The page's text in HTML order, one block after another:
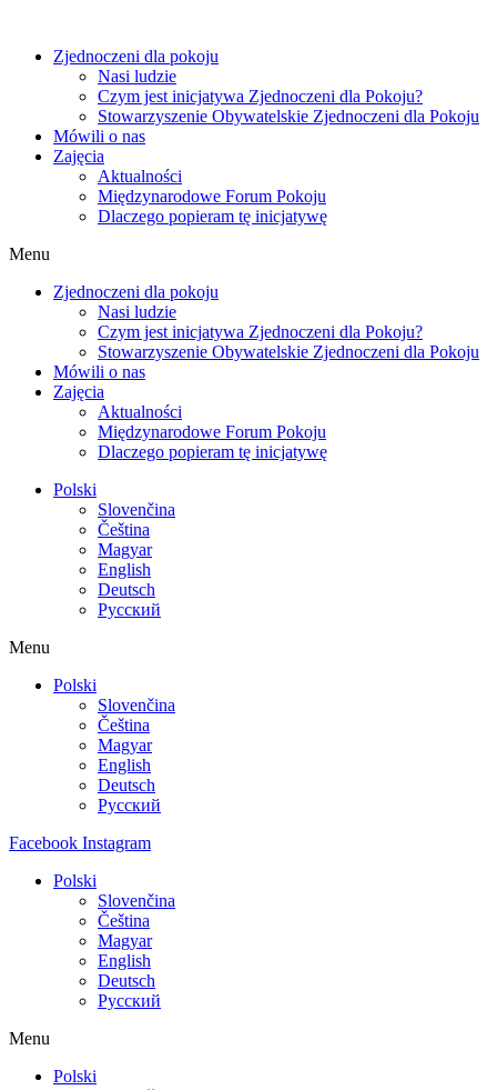
Zjednoczeni dla pokoju
Nasi ludzie
Czym jest inicjatywa Zjednoczeni dla Pokoju?
Stowarzyszenie Obywatelskie Zjednoczeni dla Pokoju
Mówili o nas
Zajęcia
Aktualności
Międzynarodowe Forum Pokoju
Dlaczego popieram tę inicjatywę
Menu
Zjednoczeni dla pokoju
Nasi ludzie
Czym jest inicjatywa Zjednoczeni dla Pokoju?
Stowarzyszenie Obywatelskie Zjednoczeni dla Pokoju
Mówili o nas
Zajęcia
Aktualności
Międzynarodowe Forum Pokoju
Dlaczego popieram tę inicjatywę
Polski
Slovenčina
Čeština
Magyar
English
Deutsch
Русский
Menu
Polski
Slovenčina
Čeština
Magyar
English
Deutsch
Русский
Facebook Instagram
Polski
Slovenčina
Čeština
Magyar
English
Deutsch
Русский
Menu
Polski